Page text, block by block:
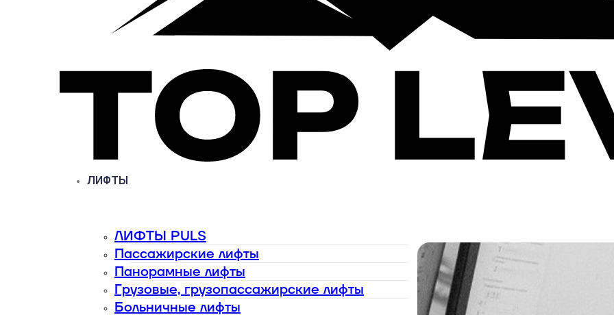
ЛИФТЫ
ЛИФТЫ PULS
Пассажирские лифты
Панорамные лифты
Грузовые, грузопассажирские лифты
Больничные лифты